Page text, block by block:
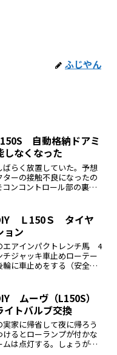
ふじやん
自動格納ドアミ
しなくなった
らく放置していた。予想
ターの接触不良になったの
コンコントロール部の裏の
Ｌ150Ｓ タイヤ
ョン
エアインパクトレンチ馬 4
チジャッキ車止めローテー
輪に車止めをする（安全確
にジャッキを入れて持ち上
アインパ...
ムーヴ（L150S）
イトバルブ交換
家に帰省して夜に帰ろう
けるとローランプが付かな
ムは点灯する。しょうがな